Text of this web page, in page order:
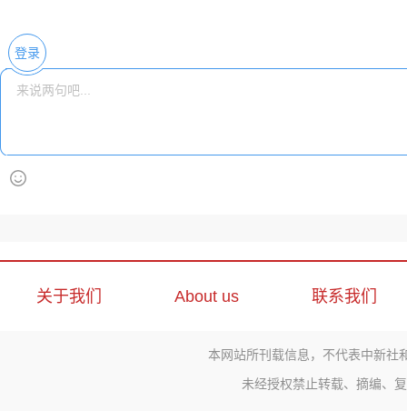
登录
关于我们 About us 联系我们
本网站所刊载信息，不代表中新社
未经授权禁止转载、摘编、